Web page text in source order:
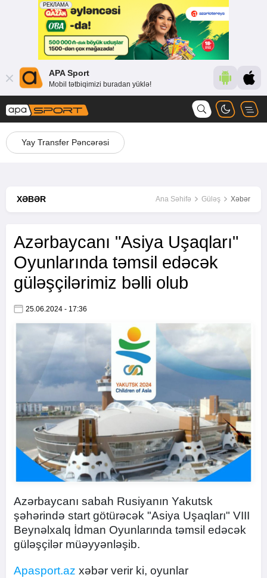
APA Sport
Mobil tətbiqimizi buradan yüklə!
Yay Transfer Pəncərəsi
XƏBƏR Ana Səhifə Güləş Xəbər
Azərbaycanı "Asiya Uşaqları"
Oyunlarında təmsil edəcək
güləşçilərimiz bəlli olub
25.06.2024 - 17:36
Azərbaycanı sabah Rusiyanın Yakutsk
şəhərində start götürəcək "Asiya Uşaqları" VIII
Beynəlxalq İdman Oyunlarında təmsil edəcək
güləşçilər müəyyənləşib.
Apasport.az xəbər verir ki, oyunlar